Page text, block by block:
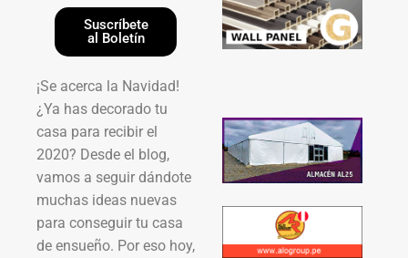
Suscríbete
al Boletín
¡Se acerca la Navidad!
¿Ya has decorado tu
casa para recibir el
2020? Desde el blog,
vamos a seguir dándote
muchas ideas nuevas
para conseguir tu casa
de ensueño. Por eso hoy,